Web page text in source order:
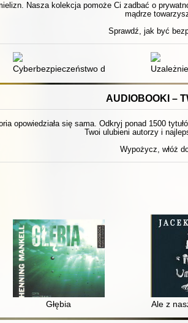
Nasza kolekcja pomoże Ci zadbać o
mądrze
Sprawdź, jak być
zmieniły nasz świat
Cyberbezpieczeństwo dla bystrzaków
AUDIOBOOKI –
opowiedziała się sama. Odkryj ponad 1500
Twoi ulubieni autorzy i
Wypożycz, włóż
Głębia Ale z